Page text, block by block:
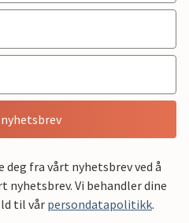
deg fra vårt nyhetsbrev ved å
nyhetsbrev. Vi behandler dine
til vår persondatapolitikk.